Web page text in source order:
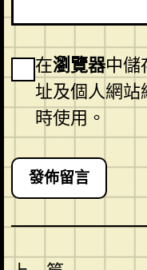
在瀏覽器中儲
址及個人網
時使用。